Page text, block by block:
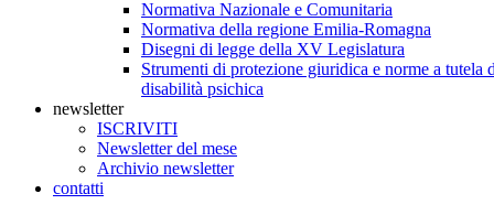
Normativa Nazionale e Comunitaria
Normativa della regione Emilia-Romagna
Disegni di legge della XV Legislatura
Strumenti di protezione giuridica e norme a tutela
disabilità psichica
newsletter
ISCRIVITI
Newsletter del mese
Archivio newsletter
contatti